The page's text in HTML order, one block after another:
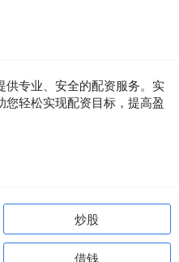
专业、安全的配资服务。实
轻松实现配资目标，提高盈
炒股
借钱